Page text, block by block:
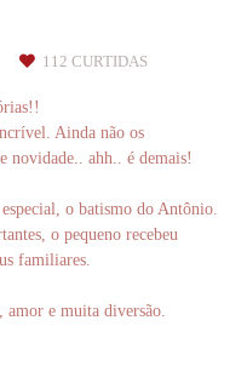
112 CURTIDAS
Ainda não os
novidade.. ahh.. é demais!
o batismo do Antônio.
o pequeno recebeu
familiares.
amor e muita diversão.